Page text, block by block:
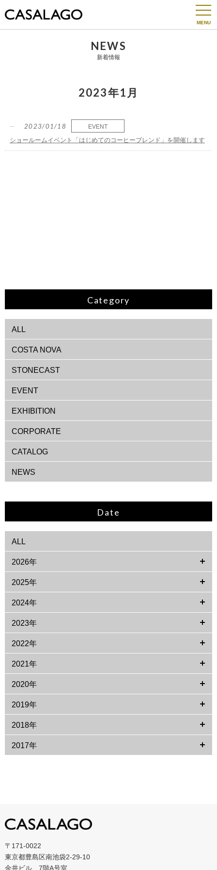
NEWS
新着情報
2023年1月
2023/01/18 EVENT
ショールームイベント「はじめてのコーヒーブレンド」を開催します
Category
ALL
COSTA NOVA
STONECAST
EVENT
EXHIBITION
CORPORATE
CATALOG
NEWS
Date
ALL
2026年
2025年
2024年
2023年
2022年
2021年
2020年
2019年
2018年
2017年
〒171-0022
東京都豊島区南池袋2-29-10
金井ビル 7階A号室